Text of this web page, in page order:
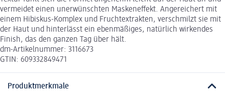
vermeidet einen unerwünschten Maskeneffekt. Angereichert mit
einem Hibiskus-Komplex und Fruchtextrakten, verschmilzt sie mit
der Haut und hinterlässt ein ebenmäßiges, natürlich wirkendes
Finish, das den ganzen Tag über hält.
dm-Artikelnummer: 3116673
GTIN: 609332849471
Produktmerkmale